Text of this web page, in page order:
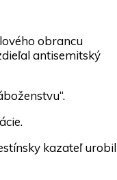
obrancu
antisemitský
kazateľ urobil